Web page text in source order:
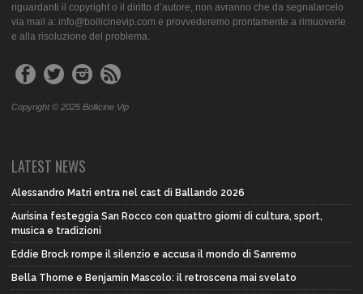
riguardanti il copyright o il diritto d’autore, non avranno che da segnalarcelo
via mail a: info@bollicinevip.com e provvederemo prontamente a rimuoverle
e alla risoluzione del problema.
Copyright © 2025 Bollicine Vip
LATEST NEWS
Alessandro Matri entra nel cast di Ballando 2026
Aurisina festeggia San Rocco con quattro giorni di cultura, sport,
musica e tradizioni
Eddie Brock rompe il silenzio e accusa il mondo di Sanremo
Bella Thorne e Benjamin Mascolo: il retroscena mai svelato